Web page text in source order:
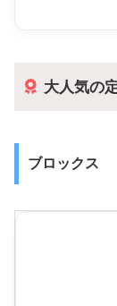
大人気の
ブロックス